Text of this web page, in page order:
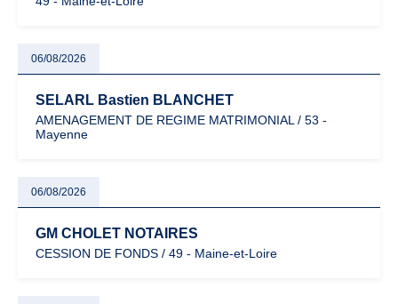
06/08/2026
SELARL Bastien BLANCHET
AMENAGEMENT DE REGIME MATRIMONIAL / 53 -
Mayenne
06/08/2026
GM CHOLET NOTAIRES
CESSION DE FONDS / 49 - Maine-et-Loire